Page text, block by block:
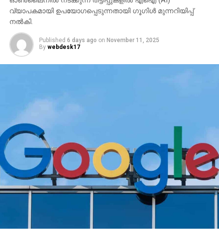
വ്യാപകമായി ഉപയോഗപ്പെടുന്നതായി ഗൂഗിള്‍ മുന്നറിയിപ്പ്
നല്‍കി.
Published 6 days ago on November 11, 2025
By webdesk17